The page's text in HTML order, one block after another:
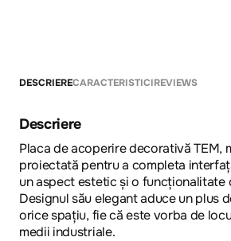
DESCRIERECARACTERISTICIREVIEWS
Descriere
Placa de acoperire decorativă TEM,
proiectată pentru a completa
un aspect estetic și o funcționalitate
Designul său elegant aduce un plus
orice spațiu, fie că este vorba de
medii industriale.